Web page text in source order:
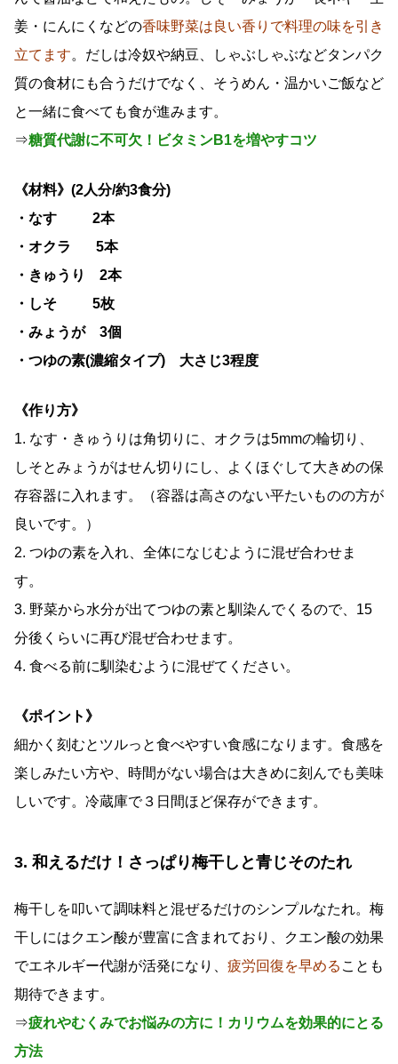
姜・にんにくなどの香味野菜は良い香りで料理の味を引き
立てます。だしは冷奴や納豆、しゃぶしゃぶなどタンパク
質の食材にも合うだけでなく、そうめん・温かいご飯など
と一緒に食べても食が進みます。
⇒糖質代謝に不可欠！ビタミンB1を増やすコツ
《材料》(2人分/約3食分)
・なす
2本
・オクラ
5本
・きゅうり 2本
・しそ
5枚
・みょうが 3個
・つゆの素(濃縮タイプ) 大さじ3程度
《作り方》
1. なす・きゅうりは角切りに、オクラは5mmの輪切り、
しそとみょうがはせん切りにし、よくほぐして大きめの保
存容器に入れます。（容器は高さのない平たいものの方が
良いです。）
2. つゆの素を入れ、全体になじむように混ぜ合わせま
す。
3. 野菜から水分が出てつゆの素と馴染んでくるので、 15
分後くらいに再び混ぜ合わせます。
4. 食べる前に馴染むように混ぜてください。
《ポイント》
細かく刻むとツルっと食べやすい食感になります。食感を
楽しみたい方や、時間がない場合は大きめに刻んでも美味
しいです。冷蔵庫で３日間ほど保存ができます。
3. 和えるだけ！さっぱり梅干しと青じそのたれ
梅干しを叩いて調味料と混ぜるだけのシンプルなたれ。梅
干しにはクエン酸が豊富に含まれており、クエン酸の効果
でエネルギー代謝が活発になり、 疲労回復を早める ことも
期待できます。
⇒疲れやむくみでお悩みの方に！カリウムを効果的にとる
方法